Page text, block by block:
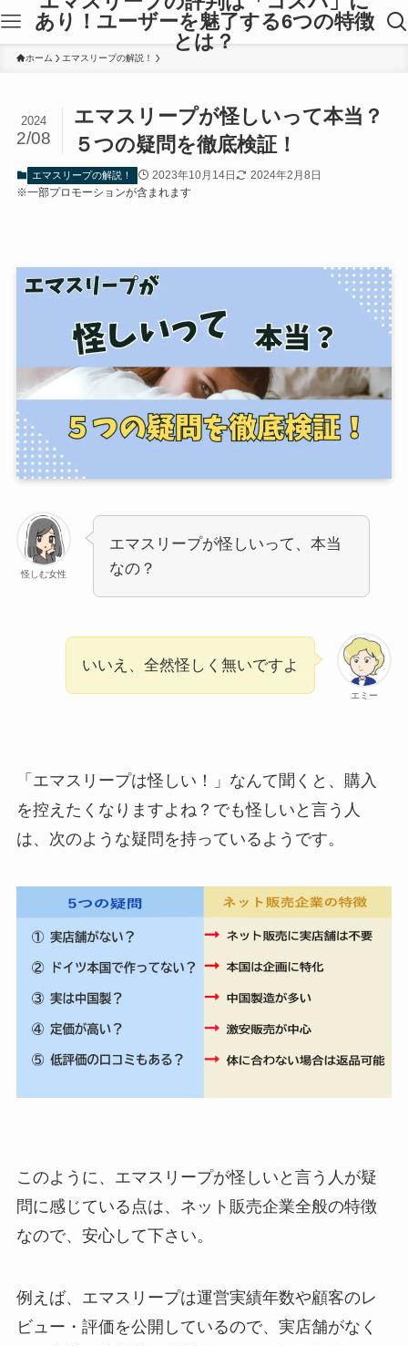
あり！ユーザーを魅了する6つの特徴
とは？
ホーム エマスリープの解説！
エマスリープが怪しいって本当？
５つの疑問を徹底検証！
2024
2/08
エマスリープの解説！ 2023年10月14日
2024年2月8日
※一部プロモーションが含まれます
怪しむ女性
エマスリープが怪しいって、本当
なの？
エミー
いいえ、全然怪しく無いですよ
「エマスリープは怪しい！」なんて聞くと、購入
を控えたくなりますよね？でも怪しいと言う人
は、次のような疑問を持っているようです。
このように、エマスリープが怪しいと言う人が疑
問に感じている点は、ネット販売企業全般の特徴
なので、安心して下さい。
例えば、エマスリープは運営実績年数や顧客のレ
ビュー・評価を公開しているので、実店舗がなく